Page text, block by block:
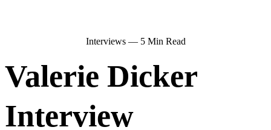
Interviews — 5 Min Read
Valerie Dicker
Interview